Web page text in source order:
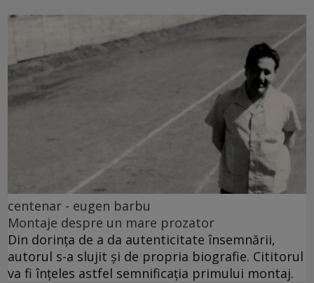
centenar - eugen barbu
Montaje despre un mare prozator
Din dorința de a da autenticitate însemnării,
autorul s-a slujit și de propria biografie. Cititorul
va fi înțeles astfel semnificația primului montaj.